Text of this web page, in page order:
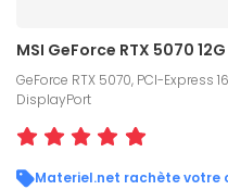
MSI GeForce RTX 5070
GeForce RTX 5070, PCI-Express
DisplayPort
Materiel.net rachète votre